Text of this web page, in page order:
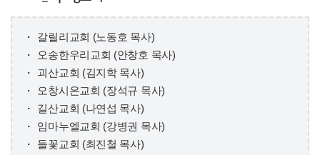
갈릴리교회 (노동호 목사)
오송한우리교회 (안창호 목사)
괴산교회 (김지학 목사)
오창시은교회 (장석규 목사)
길산교회 (나연섭 목사)
임마누엘교회 (강병권 목사)
들꽃교회 (최진철 목사)